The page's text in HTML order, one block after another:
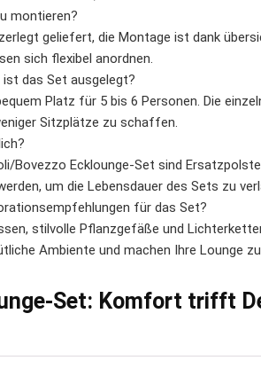
montieren?
geliefert, die Montage ist dank
sich flexibel anordnen.
ist das Set ausgelegt?
Platz für 5 bis 6 Personen. Die
Sitzplätze zu schaffen.
Bovezzo Ecklounge-Set sind
um die Lebensdauer des Sets zu
für das Set?
stilvolle Pflanzgefäße und
Ambiente und machen Ihre Lounge
Set: Komfort trifft